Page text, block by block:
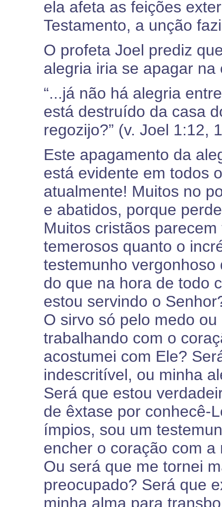
ela afeta as feições
Testamento, a unção
O profeta Joel prediz
alegria iria se apagar na
“...já não há alegria
está destruído da casa
regozijo?” (v. Joel 1:12,
Este apagamento da
está evidente em todos
atualmente! Muitos no
e abatidos, porque
Muitos cristãos
temerosos quanto o
testemunho
do que na hora de todo
estou servindo o
O sirvo só pelo medo
trabalhando com o
acostumei com Ele?
indescritível, ou minha
Será que estou
de êxtase por conhecê-
ímpios, sou um
encher o coração com
Ou será que me tornei
preocupado? Será que
minha alma para